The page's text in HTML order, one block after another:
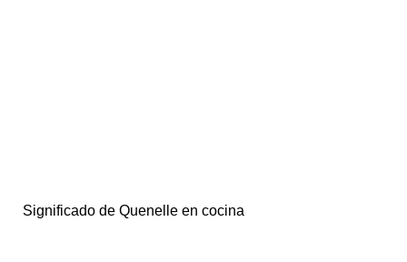
Significado de Quenelle en cocina